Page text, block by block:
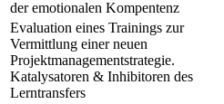
der emotionalen Kompentenz
Evaluation eines Trainings zur
Vermittlung einer neuen
Projektmanagementstrategie.
Katalysatoren & Inhibitoren des
Lerntransfers